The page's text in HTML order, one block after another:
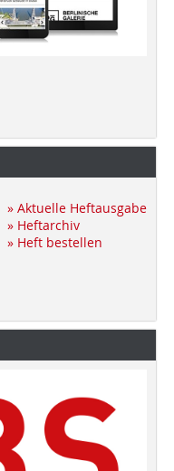
» Aktuelle Heftausgabe
» Heftarchiv
» Heft bestellen